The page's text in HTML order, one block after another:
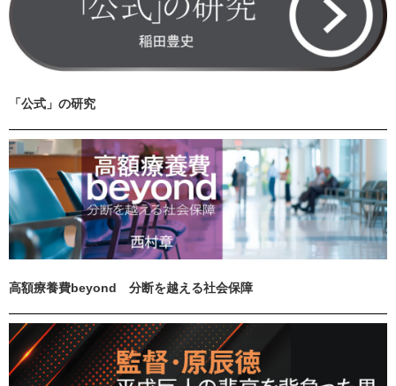
「公式」の研究
高額療養費beyond 分断を越える社会保障